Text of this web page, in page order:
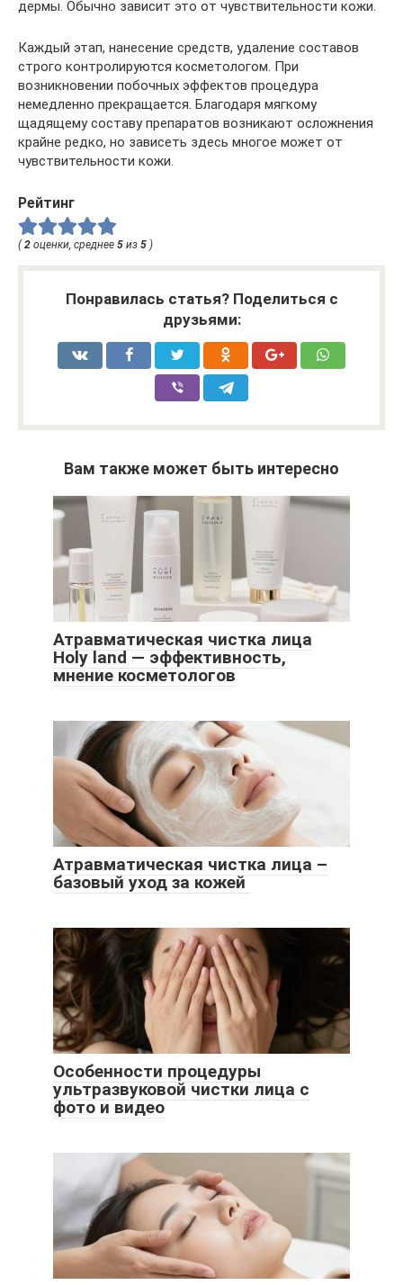
дермы. Обычно зависит это от чувствительности кожи.
Каждый этап, нанесение средств, удаление составов
строго контролируются косметологом. При
возникновении побочных эффектов процедура
немедленно прекращается. Благодаря мягкому
щадящему составу препаратов возникают осложнения
крайне редко, но зависеть здесь многое может от
чувствительности кожи.
Рейтинг
( 2 оценки, среднее 5 из 5 )
Понравилась статья? Поделиться с
друзьями:
Вам также может быть интересно
Атравматическая чистка лица
Holy land — эффективность,
мнение косметологов
Атравматическая чистка лица –
базовый уход за кожей
Особенности процедуры
ультразвуковой чистки лица с
фото и видео